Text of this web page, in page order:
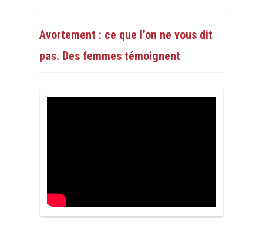
Avortement : ce que l’on ne vous dit
pas. Des femmes témoignent